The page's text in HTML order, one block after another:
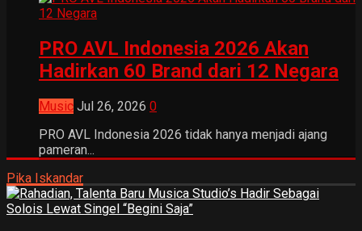
PRO AVL Indonesia 2026 Akan
Hadirkan 60 Brand dari 12 Negara
Music Jul 26, 2026 0
PRO AVL Indonesia 2026 tidak hanya menjadi ajang
pameran...
Pika Iskandar